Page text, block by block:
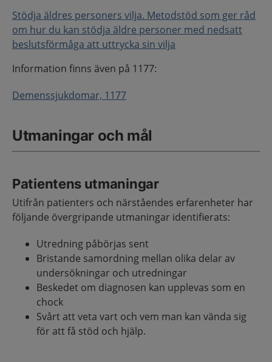
Stödja äldres personers vilja. Metodstöd som ger råd
om hur du kan stödja äldre personer med nedsatt
beslutsförmåga att uttrycka sin vilja
Information finns även på 1177:
Demenssjukdomar, 1177
Utmaningar och mål
Patientens utmaningar
Utifrån patienters och närståendes erfarenheter har
följande övergripande utmaningar identifierats:
Utredning påbörjas sent
Bristande samordning mellan olika delar av
undersökningar och utredningar
Beskedet om diagnosen kan upplevas som en
chock
Svårt att veta vart och vem man kan vända sig
för att få stöd och hjälp.